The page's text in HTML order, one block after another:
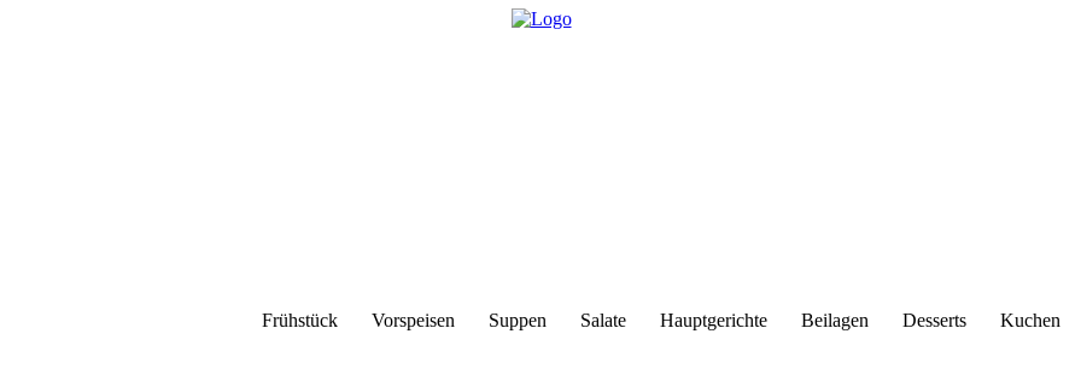
Frühstück Vorspeisen Suppen Salate Hauptgerichte Beilagen Desserts Kuchen